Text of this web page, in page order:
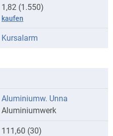
1,82 (1.550)
kaufen
Kursalarm
Aluminiumw. Unna
Aluminiumwerk
111,60 (30)